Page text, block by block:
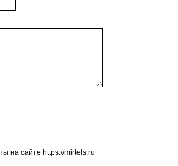
на сайте https://mirtels.ru